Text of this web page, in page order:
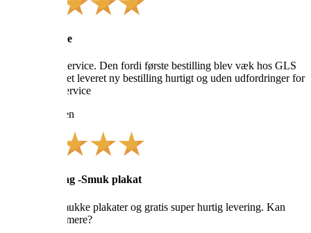
Kanon service
Virkelig god service. Den fordi første bestilling blev væk hos GLS
og der så blevet leveret ny bestilling hurtigt og uden udfordringer for
mig. Kanon service
Malene Eriksen
Gratis levering -Smuk plakat
Vilakula er smukke plakater og gratis super hurtig levering. Kan
man forlange mere?